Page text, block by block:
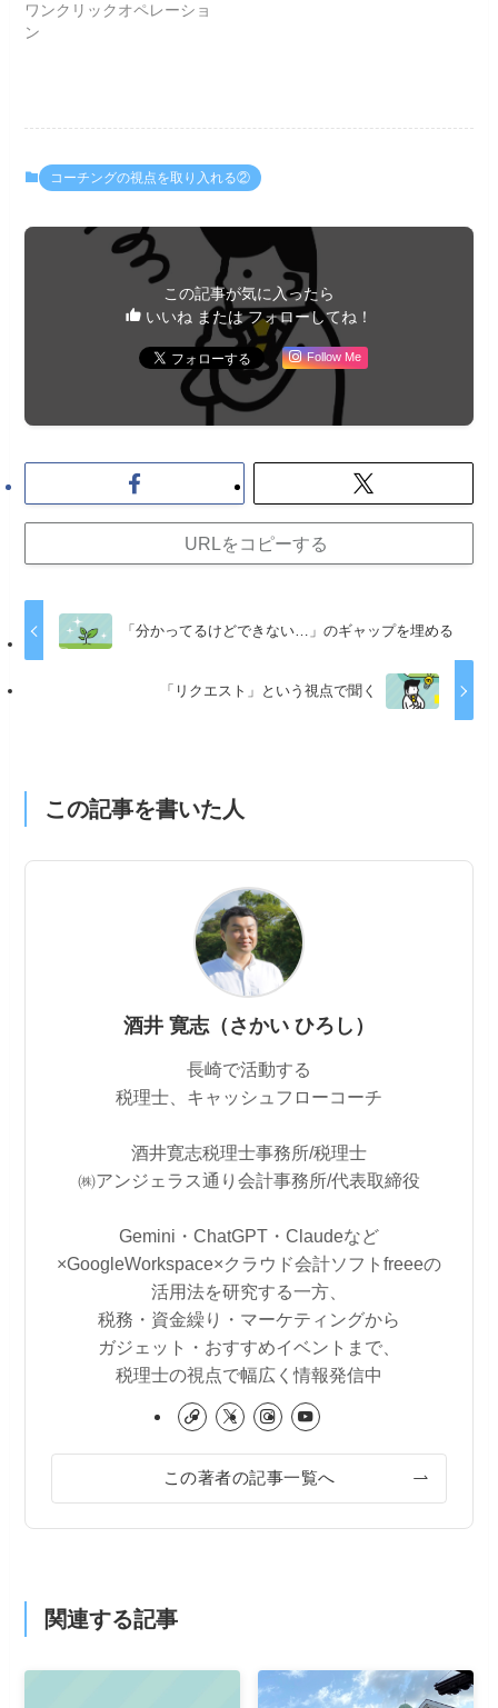
ワンクリックオペレーショ
ン
コーチングの視点を取り入れる②
この記事が気に入ったら
いいね または フォローしてね！
Follow Me
URLをコピーする
「分かってるけどできない…」のギャップを埋める
「リクエスト」という視点で聞く
この記事を書いた人
酒井 寛志（さかい ひろし）
長崎で活動する
税理士、キャッシュフローコーチ
酒井寛志税理士事務所/税理士
㈱アンジェラス通り会計事務所/代表取締役
Gemini・ChatGPT・Claudeなど
×GoogleWorkspace×クラウド会計ソフトfreeeの
活用法を研究する一方、
税務・資金繰り・マーケティングから
ガジェット・おすすめイベントまで、
税理士の視点で幅広く情報発信中
この著者の記事一覧へ
関連する記事